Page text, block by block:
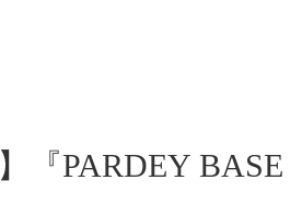
『PARDEY